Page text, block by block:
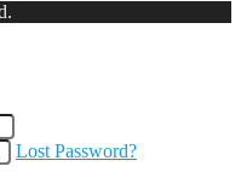
Lost Password?